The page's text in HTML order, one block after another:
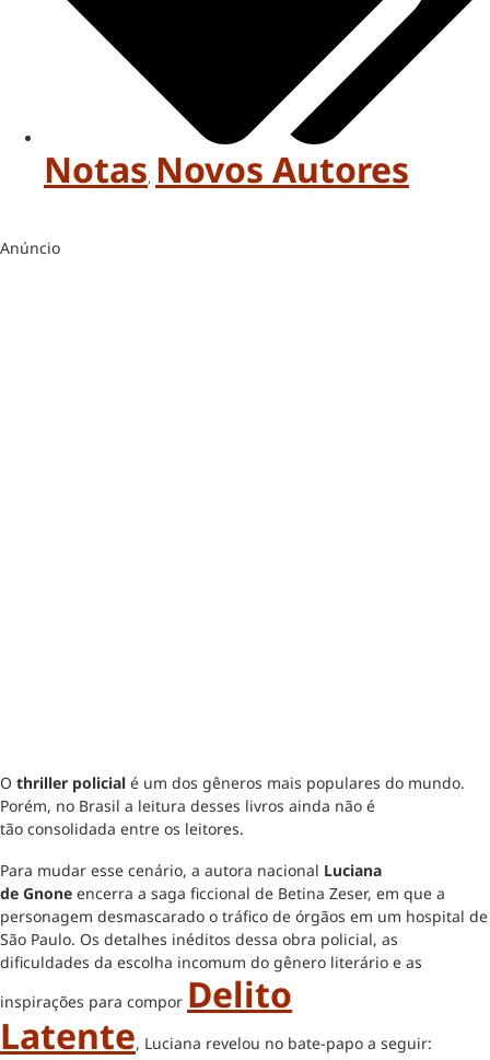
Notas, Novos Autores
Anúncio
O thriller policial é um dos gêneros mais populares do mundo.
Porém, no Brasil a leitura desses livros ainda não é
tão consolidada entre os leitores.
Para mudar esse cenário, a autora nacional Luciana
de Gnone encerra a saga ficcional de Betina Zeser, em que a
personagem desmascarado o tráfico de órgãos em um hospital de
São Paulo. Os detalhes inéditos dessa obra policial, as
dificuldades da escolha incomum do gênero literário e as
inspirações para compor Delito
Latente, Luciana revelou no bate-papo a seguir: